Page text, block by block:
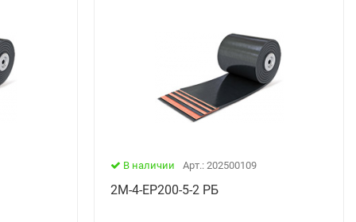
В наличии Арт.: 202500109
2М-4-ЕР200-5-2 РБ